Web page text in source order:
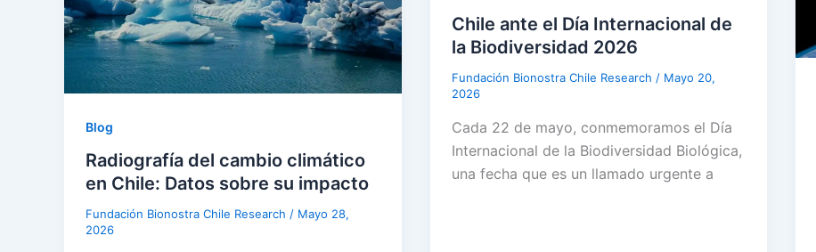
Blog
Radiografía del cambio climático
en Chile: Datos sobre su impacto
Fundación Bionostra Chile Research / Mayo 28,
2026
Chile ante el Día Internacional de
la Biodiversidad 2026
Fundación Bionostra Chile Research / Mayo 20,
2026
Cada 22 de mayo, conmemoramos el Día
Internacional de la Biodiversidad Biológica,
una fecha que es un llamado urgente a